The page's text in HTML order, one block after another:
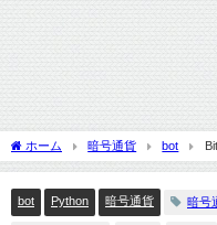
ホーム 暗号通貨 bot
3 - 指標の計算 -
bot Python 暗号通貨 暗号